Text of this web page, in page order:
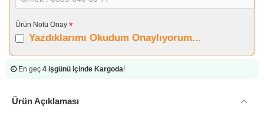
Ürün Notu Onay
Yazdıklarımı Okudum Onaylıyorum...
En geç 4 işgünü içinde Kargoda!
Ürün Açıklaması